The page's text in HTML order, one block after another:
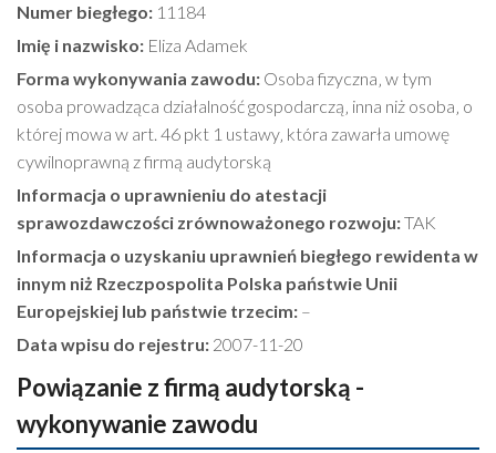
Numer biegłego: 11184
Imię i nazwisko: Eliza Adamek
Forma wykonywania zawodu: Osoba fizyczna‚ w tym
osoba prowadząca działalność gospodarczą‚ inna niż osoba‚ o
której mowa w art. 46 pkt 1 ustawy‚ która zawarła umowę
cywilnoprawną z firmą audytorską
Informacja o uprawnieniu do atestacji
sprawozdawczości zrównoważonego rozwoju:TAK
Informacja o uzyskaniu uprawnień biegłego rewidenta w
innym niż Rzeczpospolita Polska państwie Unii
Europejskiej lub państwie trzecim: –
Data wpisu do rejestru: 2007-11-20
Powiązanie z firmą audytorską -
wykonywanie zawodu